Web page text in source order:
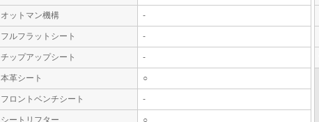
オットマン機構 -
フルフラットシート -
チップアップシート -
本革シート ○
フロントベンチシート -
シートリフター ○